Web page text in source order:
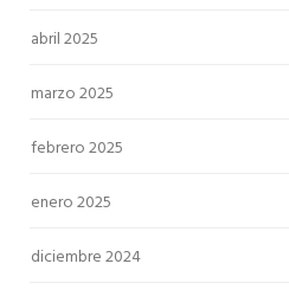
abril 2025
marzo 2025
febrero 2025
enero 2025
diciembre 2024